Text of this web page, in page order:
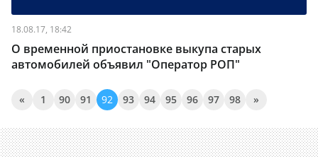
18.08.17, 18:42
О временной приостановке выкупа старых
автомобилей объявил "Оператор РОП"
« 1 90 91 92 93 94 95 96 97 98 »